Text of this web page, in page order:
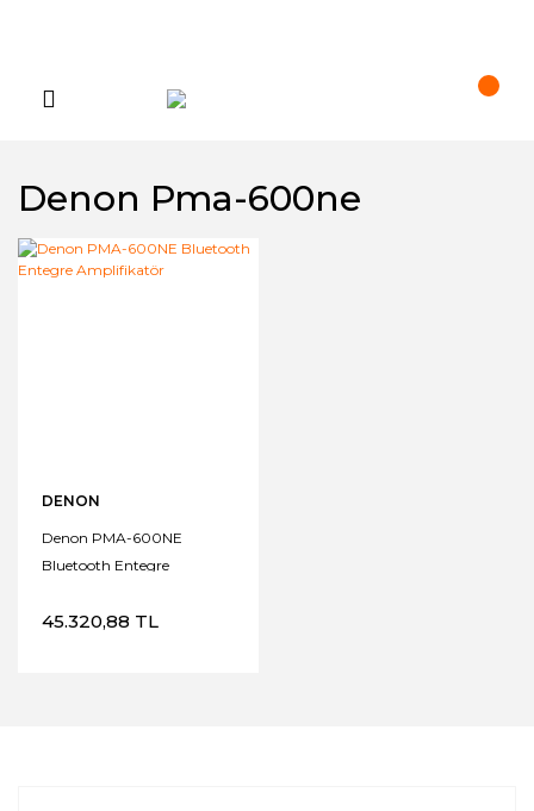
Denon Pma-600ne
DENON
Denon PMA-600NE
Bluetooth Entegre
45.320,88 TL